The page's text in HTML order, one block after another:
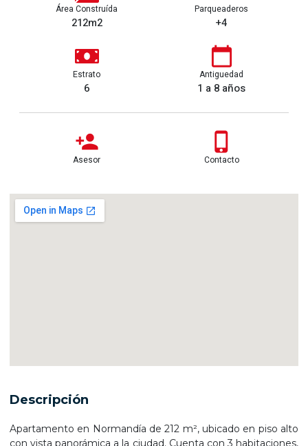
Área Construída
212m2
Parqueaderos
+4
Estrato
6
Antiguedad
1 a 8 años
Asesor Contacto
Descripción
Apartamento en Normandía de 212 m², ubicado en piso alto
con vista panorámica a la ciudad. Cuenta con 3 habitaciones,